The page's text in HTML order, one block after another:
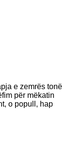
e zemrës tonë
për mëkatin
o popull, hap